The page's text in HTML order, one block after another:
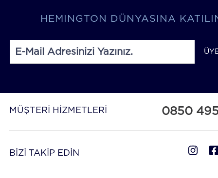
HEMINGTON DÜNYASINA
MÜŞTERİ HİZMETLERİ 0850
BİZİ TAKİP EDİN